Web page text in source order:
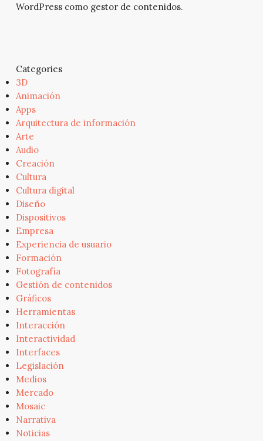
WordPress como gestor de contenidos.
Categories
3D
Animación
Apps
Arquitectura de información
Arte
Audio
Creación
Cultura
Cultura digital
Diseño
Dispositivos
Empresa
Experiencia de usuario
Formación
Fotografía
Gestión de contenidos
Gráficos
Herramientas
Interacción
Interactividad
Interfaces
Legislación
Medios
Mercado
Mosaic
Narrativa
Noticias